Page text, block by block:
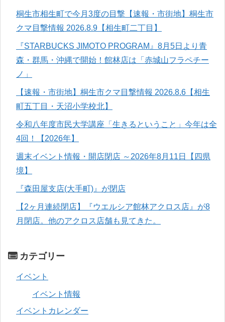
桐生市相生町で今月3度の目撃【速報・市街地】桐生市
クマ目撃情報 2026.8.9【相生町二丁目】
『STARBUCKS JIMOTO PROGRAM』8月5日より青
森・群馬・沖縄で開始！館林店は「赤城山フラペチー
ノ」
【速報・市街地】桐生市クマ目撃情報 2026.8.6【相生
町五丁目・天沼小学校北】
令和八年度市民大学講座「生きるということ」今年は全
4回！【2026年】
週末イベント情報・開店閉店 ～2026年8月11日【四県
境】
『森田屋支店(大手町)』が閉店
【2ヶ月連続閉店】『ウエルシア館林アクロス店』が8
月閉店。他のアクロス店舗も見てきた。
カテゴリー
イベント
イベント情報
イベントカレンダー